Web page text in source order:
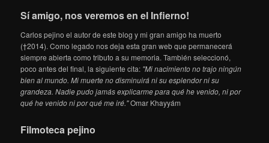
Sí amigo, nos veremos en el Infierno!
Carlos pejino el autor de este blog y mi gran amigo ha muerto
(†2014). Como legado nos deja esta gran web que permanecerá
siempre abierta como tributo a su memoria. También seleccionó,
poco antes del final, la siguiente cita: "Mi nacimiento no trajo ningún
bien al mundo. Mi muerte no disminuirá ni su esplendor ni su
grandeza. Nadie pudo jamás explicarme para qué he venido, ni por
qué he venido ni por qué me iré."Omar Khayyám
Filmoteca pejino